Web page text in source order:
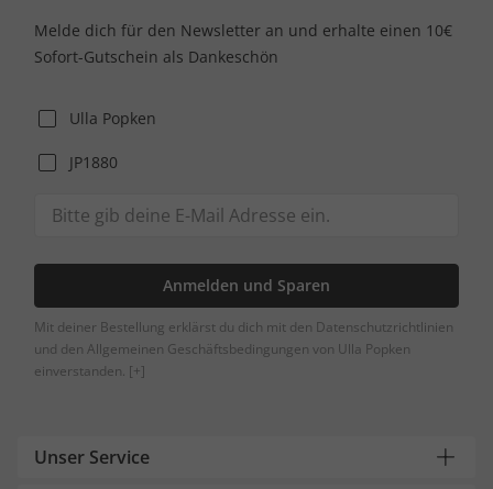
Melde dich für den Newsletter an und erhalte einen 10€
Sofort-Gutschein als Dankeschön
Ulla Popken
JP1880
Anmelden und Sparen
Mit deiner Bestellung erklärst du dich mit den Datenschutzrichtlinien
und den Allgemeinen Geschäftsbedingungen von Ulla Popken
einverstanden. [+]
Unser Service